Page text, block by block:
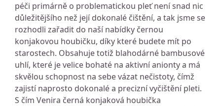
péči primárně o problematickou pleť není snad nic
důležitějšího než její dokonalé čištění, a tak jsme se
rozhodli zařadit do naší nabídky černou
konjakovou houbičku, díky které budete mít po
starostech. Obsahuje totiž blahodárné bambusové
uhlí, které je velice bohaté na aktivní anionty a má
skvělou schopnost na sebe vázat nečistoty, čímž
zajistí naprosto dokonalé a precizní vyčištění pleti.
S čím Venira černá konjaková houbička